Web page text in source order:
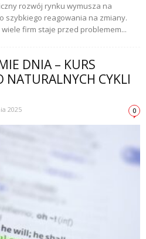
rozwój rynku wymusza na
szybkiego reagowania na zmiany.
firm staje przed problemem...
DNIA – KURS
NATURALNYCH CYKLI
2025 0